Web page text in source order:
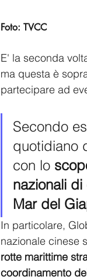
Foto: TVCC
E' la seconda
ma questa è
partecipare ad
Secondo
quotidiano
con lo
nazionali
Mar del
In particolare,
nazionale cinese
rotte marittime
coordinamento